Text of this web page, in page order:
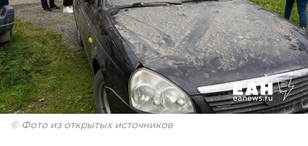
© Фото из открытых источников